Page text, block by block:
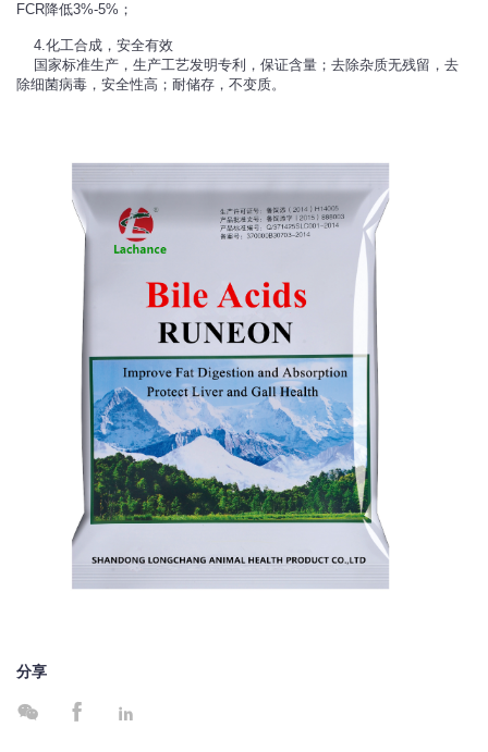
FCR降低3%-5%；
4.化工合成，安全有效
国家标准生产，生产工艺发明专利，保证含量；去除杂质无残留，去
除细菌病毒，安全性高；耐储存，不变质。
分享
  